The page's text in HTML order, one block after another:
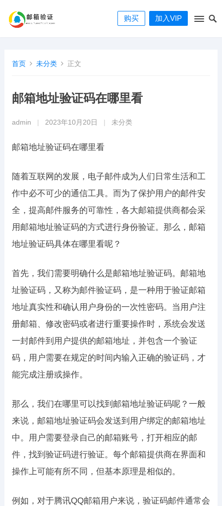
购买 加入VIP
首页 未分类 正文
邮箱地址验证码在哪里看
admin 2023年10月20日 未分类
邮箱地址验证码在哪里看
随着互联网的发展，电子邮件成为人们日常生活和工
作中必不可少的通信工具。而为了保护用户的邮件安
全，提高邮件服务的可靠性，各大邮箱提供商都会采
用邮箱地址验证码的方式进行身份验证。那么，邮箱
地址验证码具体在哪里看呢？
首先，我们需要明确什么是邮箱地址验证码。邮箱地
址验证码，又称为邮件验证码，是一种用于验证邮箱
地址真实性和确认用户身份的一次性密码。当用户注
册邮箱、修改密码或者进行重要操作时，系统会发送
一封邮件到用户提供的邮箱地址，并包含一个验证
码，用户需要在规定的时间内输入正确的验证码，才
能完成注册或操作。
那么，我们在哪里可以找到邮箱地址验证码呢？一般
来说，邮箱地址验证码会发送到用户绑定的邮箱地址
中。用户需要登录自己的邮箱账号，打开相应的邮
件，找到验证码进行验证。每个邮箱提供商在界面和
操作上可能有所不同，但基本原理是相似的。
例如，对于腾讯QQ邮箱用户来说，验证码邮件通常会